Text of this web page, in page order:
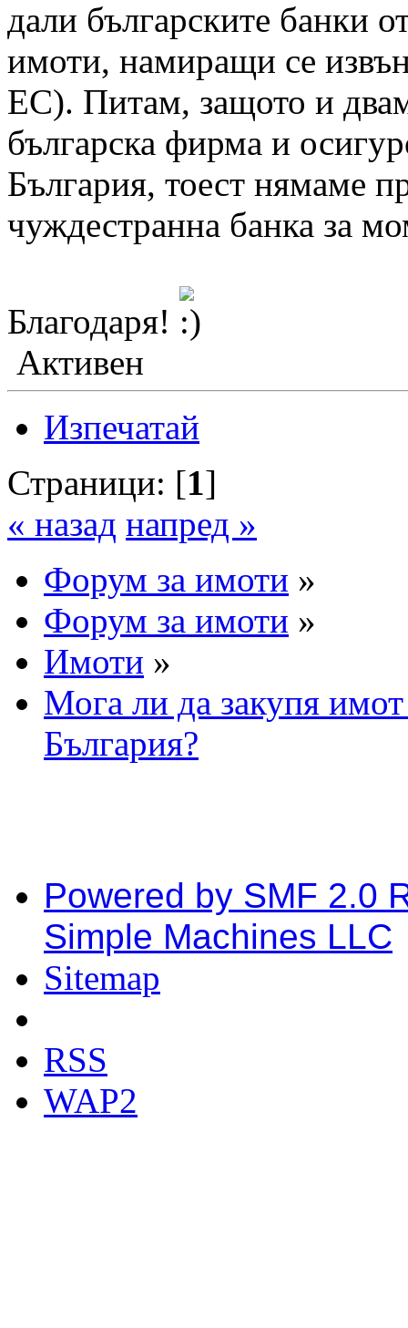
дали българските банки
имоти, намиращи се
ЕС). Питам, защото и
българска фирма и
България, тоест нямаме
чуждестранна банка за
Благодаря!
Активен
Изпечатай
Страници: [1]
« назад напред »
Форум за имоти »
Форум за имоти »
Имоти »
Мога ли да закупя
България?
Powered by SMF 2.0
Simple Machines LLC
Sitemap
RSS
WAP2